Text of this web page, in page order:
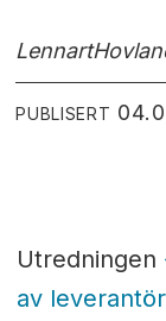
Lennart
PUBLISERT
Utredningen
av